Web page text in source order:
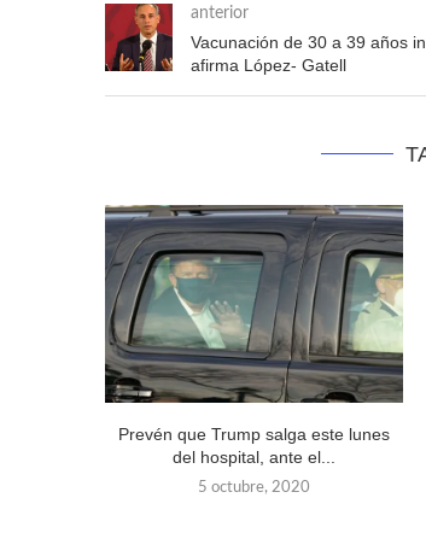
anterior
Vacunación de 30 a 39 años
afirma López- Gatell
Prevén que Trump salga este lunes
del hospital, ante el...
5 octubre, 2020